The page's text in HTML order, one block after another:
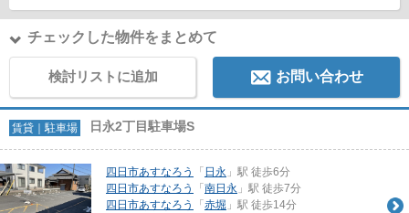
チェックした物件をまとめて
検討リストに追加 お問い合わせ
賃貸｜駐車場 日永2丁目駐車場S
四日市あすなろう 「 日永 」駅 徒歩6分
四日市あすなろう
「 南日永 」駅 徒歩7分
四日市あすなろう
「 赤堀 」駅 徒歩14分